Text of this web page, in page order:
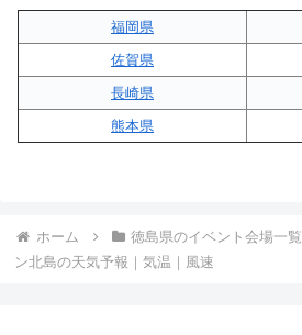
福岡県
佐賀県
長崎県
熊本県
ホーム 徳島県のイベント会場一覧
ン北島の天気予報｜気温｜風速